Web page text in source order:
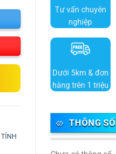
Tư vấn chuyên
nghiệp
Dưới 5km & đơn
hàng trên 1 triệu
THÔNG SỐ
TÍNH